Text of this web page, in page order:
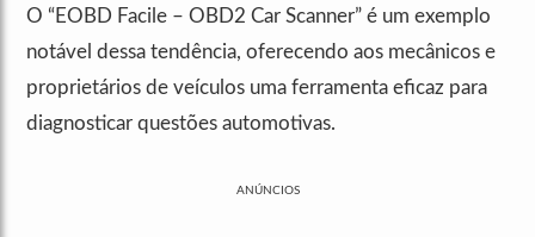
O “EOBD Facile – OBD2 Car Scanner” é um exemplo
notável dessa tendência, oferecendo aos mecânicos e
proprietários de veículos uma ferramenta eficaz para
diagnosticar questões automotivas.
ANÚNCIOS